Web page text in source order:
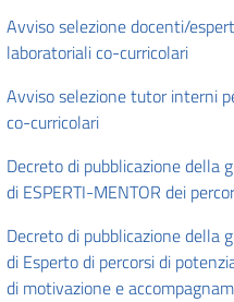
Avviso selezione docenti/
laboratoriali co-curricolari
Avviso selezione tutor interni
co-curricolari
Decreto di pubblicazione della
di ESPERTI-MENTOR dei
Decreto di pubblicazione della
di Esperto di percorsi di
di motivazione e